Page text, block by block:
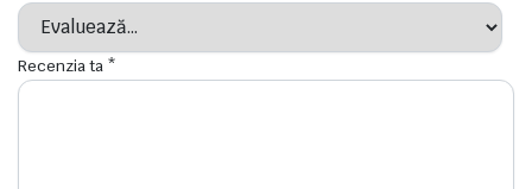
Recenzia ta *